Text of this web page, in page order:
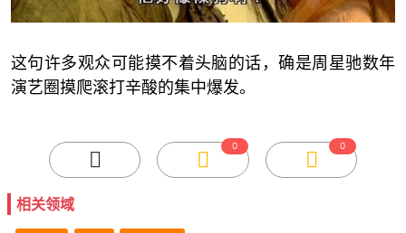
这句许多观众可能摸不着头脑的话，确是周星驰数年
演艺圈摸爬滚打辛酸的集中爆发。
0 0
相关领域